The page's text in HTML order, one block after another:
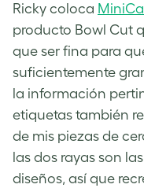
Ricky coloca
producto Bowl Cut
que ser fina para
suficientemente
la información
etiquetas también
de mis piezas de
las dos rayas son
diseños, así que